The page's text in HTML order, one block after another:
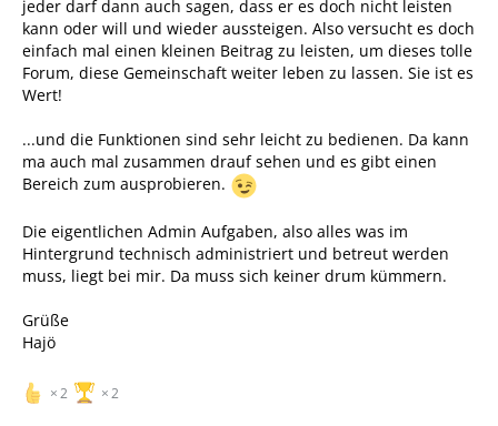
jeder darf dann auch sagen, dass er es doch nicht leisten
kann oder will und wieder aussteigen. Also versucht es doch
einfach mal einen kleinen Beitrag zu leisten, um dieses tolle
Forum, diese Gemeinschaft weiter leben zu lassen. Sie ist es
Wert!
...und die Funktionen sind sehr leicht zu bedienen. Da kann
ma auch mal zusammen drauf sehen und es gibt einen
Bereich zum ausprobieren.
Die eigentlichen Admin Aufgaben, also alles was im
Hintergrund technisch administriert und betreut werden
muss, liegt bei mir. Da muss sich keiner drum kümmern.
Grüße
Hajö
2 2